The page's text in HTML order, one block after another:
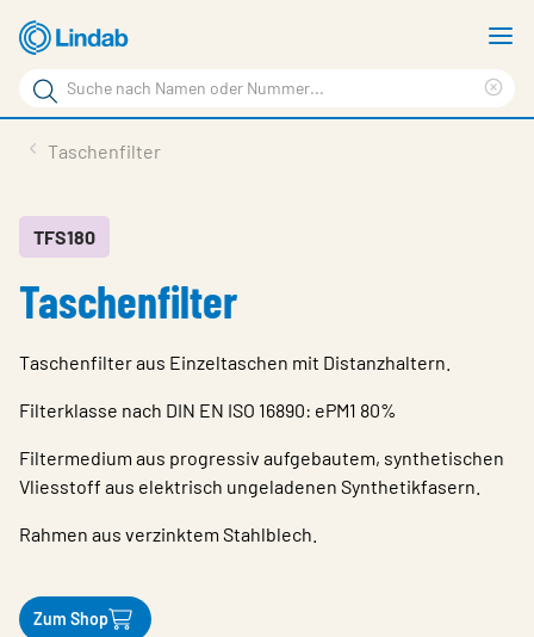
Zum
Hauptinhalt
springen
Suchbegriff
Seite
durchsuchen
Wissen & Service
Inspiration
Wähle Sprache
Germany - Ventilation
Taschenfilter
TFS180
Taschenfilter
Taschenfilter aus Einzeltaschen mit Distanzhaltern.
Filterklasse nach DIN EN ISO 16890: ePM1 80%
Filtermedium aus progressiv aufgebautem, synthetischen
Vliesstoff aus elektrisch ungeladenen Synthetikfasern.
Rahmen aus verzinktem Stahlblech.
Zum Shop